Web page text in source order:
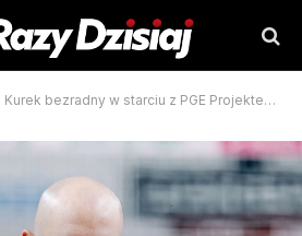
w starciu z PGE Projektem Warszawa – Siatkówka – Sport Wprost